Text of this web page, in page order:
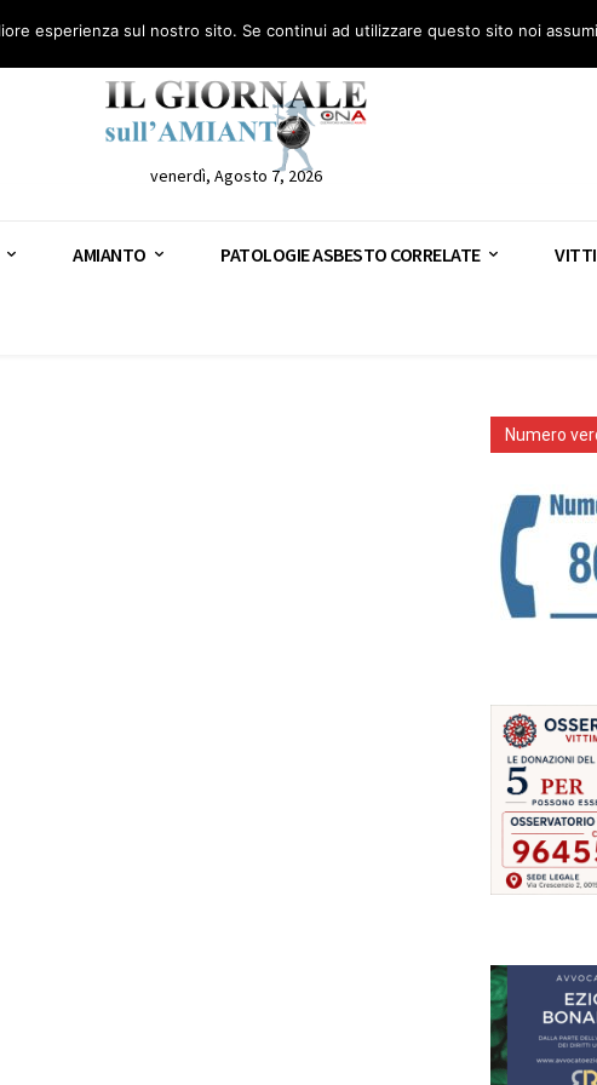
Consulenza legale gratuita: civile, penale e lavoro Segnala – AGN Segnala –
venerdì, Agosto 7, 2026
AMIANTO PATOLOGIE ASBESTO CORRELATE
Numero
esperienza sul nostro sito. Se continui ad utilizzare questo sito noi